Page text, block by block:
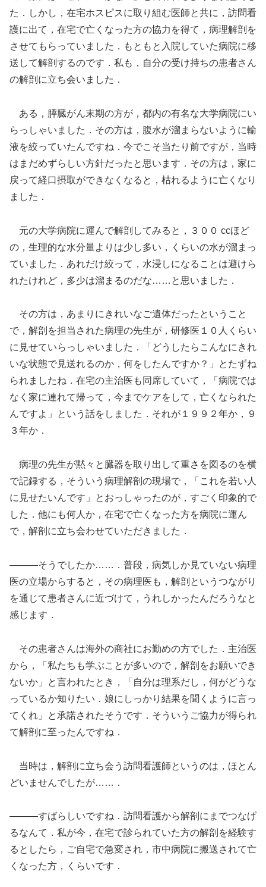
た．しかし，在宅ホスピスに取り組む医師と共に，訪問看
護に出て，在宅で亡くなった方の協力を得て，病理解剖を
させてもらっていました．もともと入院していた病院に移
送して解剖するのです．私も，自分の受け持ちの患者さん
の解剖に立ち会いました．
ある，膵臓がん末期の方が，都内の有名な大学病院にい
らっしゃいました．その方は，腹水が溜まらないように輸
液を絞っていたんですね．今でこそ当たり前ですが，当時
はまだめずらしい方針だったと思います．その方は，家に
戻って経口摂取ができなくなると，枯れるように亡くなり
ました．
元の大学病院に運んで解剖してみると，３００ ccほど
の，生理的な水分量よりは少し多い，くらいの水が溜まっ
ていました．あれだけ絞って，水浸しになることは避けら
れたけれど，多少は溜まるのだな……と思いました．
その方は，あまりにきれいなご遺体だったということ
で，解剖を担当された病理の先生が，研修医１０人くらい
に見せていらっしゃいました．「どうしたらこんなにきれ
いな状態で見送れるのか，何をしたんですか？」とたずね
られましたね．在宅の主治医も同席していて，「病院では
なく家に連れて帰って，今までケアをして，亡くなられた
んですよ」という話をしました．それが１９９２年か，９
３年か．
病理の先生が黙々と臓器を取り出して重さを図るのを横
で記録する，そういう病理解剖の現場で，「これを若い人
に見せたいんです」とおっしゃったのが，すごく印象的で
した．他にも何人か，在宅で亡くなった方を病院に運ん
で，解剖に立ち会わせていただきました．
―――そうでしたか……．普段，病気しか見ていない病理
医の立場からすると，その病理医も，解剖というつながり
を通じて患者さんに近づけて，うれしかったんだろうなと
感じます．
その患者さんは海外の商社にお勤めの方でした．主治医
から，「私たちも学ぶことが多いので，解剖をお願いでき
ないか」と言われたとき，「自分は理系だし，何がどうな
っているか知りたい．娘にしっかり結果を聞くように言っ
てくれ」と承諾されたそうです．そういうご協力が得られ
て解剖に至ったんですね．
当時は，解剖に立ち会う訪問看護師というのは，ほとん
どいませんでしたが……．
―――すばらしいですね．訪問看護から解剖にまでつなげ
るなんて．私が今，在宅で診られていた方の解剖を経験す
るとしたら，ご自宅で急変され，市中病院に搬送されて亡
くなった方，くらいです．